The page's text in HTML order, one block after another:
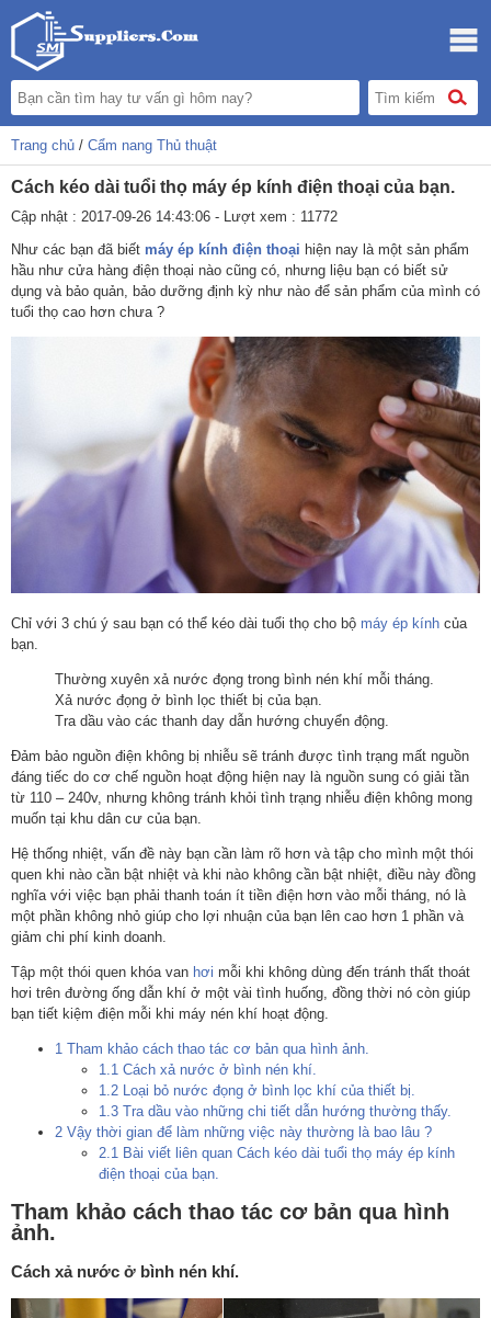
Trang chủ / Cẩm nang Thủ thuật
Cách kéo dài tuổi thọ máy ép kính điện thoại của bạn.
Cập nhật : 2017-09-26 14:43:06 - Lượt xem : 11772
Như các bạn đã biết máy ép kính điện thoại hiện nay là một sản phẩm
hầu như cửa hàng điện thoại nào cũng có, nhưng liệu bạn có biết sử
dụng và bảo quản, bảo dưỡng định kỳ như nào để sản phẩm của mình có
tuổi thọ cao hơn chưa ?
Chỉ với 3 chú ý sau bạn có thể kéo dài tuổi thọ cho bộ máy ép kính của
bạn.
Thường xuyên xả nước đọng trong bình nén khí mỗi tháng.
Xả nước đọng ở bình lọc thiết bị của bạn.
Tra dầu vào các thanh day dẫn hướng chuyển động.
Đảm bảo nguồn điện không bị nhiễu sẽ tránh được tình trạng mất nguồn
đáng tiếc do cơ chế nguồn hoạt động hiện nay là nguồn sung có giải tần
từ 110 – 240v, nhưng không tránh khỏi tình trạng nhiễu điện không mong
muốn tại khu dân cư của bạn.
Hệ thống nhiệt, vấn đề này bạn cần làm rõ hơn và tập cho mình một thói
quen khi nào cần bật nhiệt và khi nào không cần bật nhiệt, điều này đồng
nghĩa với việc bạn phải thanh toán ít tiền điện hơn vào mỗi tháng, nó là
một phần không nhỏ giúp cho lợi nhuận của bạn lên cao hơn 1 phần và
giảm chi phí kinh doanh.
Tập một thói quen khóa van hơi mỗi khi không dùng đến tránh thất thoát
hơi trên đường ống dẫn khí ở một vài tình huống, đồng thời nó còn giúp
bạn tiết kiệm điện mỗi khi máy nén khí hoạt động.
1 Tham khảo cách thao tác cơ bản qua hình ảnh.
1.1 Cách xả nước ở bình nén khí.
1.2 Loại bỏ nước đọng ở bình lọc khí của thiết bị.
1.3 Tra dầu vào những chi tiết dẫn hướng thường thấy.
2 Vậy thời gian để làm những việc này thường là bao lâu ?
2.1 Bài viết liên quan Cách kéo dài tuổi thọ máy ép kính
điện thoại của bạn.
Tham khảo cách thao tác cơ bản qua hình
ảnh.
Cách xả nước ở bình nén khí.